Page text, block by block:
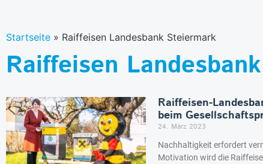
Startseite » Raiffeisen Landesbank Steiermark
Raiffeisen
Raiffeisen-
beim
24. März 2023
Nachhaltigkeit erfordert
Motivation wird die